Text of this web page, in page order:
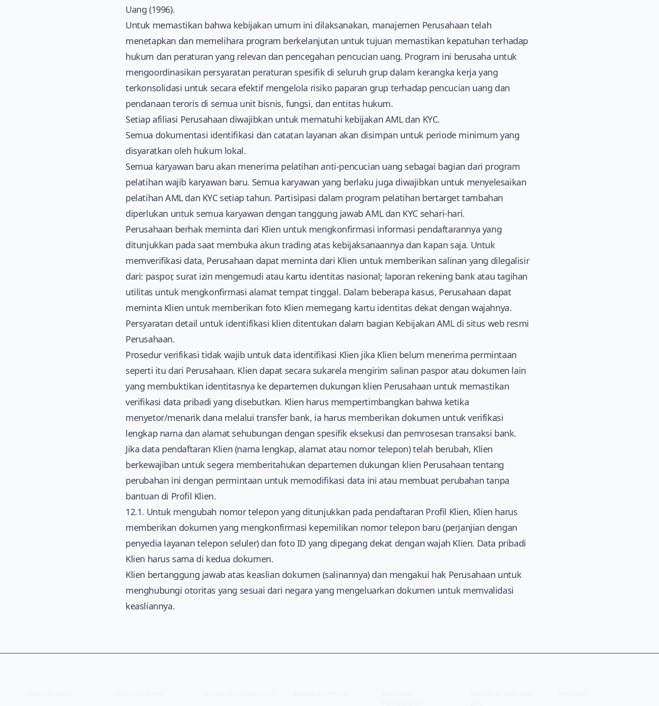
Uang (1996).
Untuk memastikan bahwa kebijakan umum ini dilaksanakan, manajemen Perusahaan telah
menetapkan dan memelihara program berkelanjutan untuk tujuan memastikan kepatuhan terhadap
hukum dan peraturan yang relevan dan pencegahan pencucian uang. Program ini berusaha untuk
mengoordinasikan persyaratan peraturan spesifik di seluruh grup dalam kerangka kerja yang
terkonsolidasi untuk secara efektif mengelola risiko paparan grup terhadap pencucian uang dan
pendanaan teroris di semua unit bisnis, fungsi, dan entitas hukum.
Setiap afiliasi Perusahaan diwajibkan untuk mematuhi kebijakan AML dan KYC.
Semua dokumentasi identifikasi dan catatan layanan akan disimpan untuk periode minimum yang
disyaratkan oleh hukum lokal.
Semua karyawan baru akan menerima pelatihan anti-pencucian uang sebagai bagian dari program
pelatihan wajib karyawan baru. Semua karyawan yang berlaku juga diwajibkan untuk menyelesaikan
pelatihan AML dan KYC setiap tahun. Partisipasi dalam program pelatihan bertarget tambahan
diperlukan untuk semua karyawan dengan tanggung jawab AML dan KYC sehari-hari.
Perusahaan berhak meminta dari Klien untuk mengkonfirmasi informasi pendaftarannya yang
ditunjukkan pada saat membuka akun trading atas kebijaksanaannya dan kapan saja. Untuk
memverifikasi data, Perusahaan dapat meminta dari Klien untuk memberikan salinan yang dilegalisir
dari: paspor, surat izin mengemudi atau kartu identitas nasional; laporan rekening bank atau tagihan
utilitas untuk mengkonfirmasi alamat tempat tinggal. Dalam beberapa kasus, Perusahaan dapat
meminta Klien untuk memberikan foto Klien memegang kartu identitas dekat dengan wajahnya.
Persyaratan detail untuk identifikasi klien ditentukan dalam bagian Kebijakan AML di situs web resmi
Perusahaan.
Prosedur verifikasi tidak wajib untuk data identifikasi Klien jika Klien belum menerima permintaan
seperti itu dari Perusahaan. Klien dapat secara sukarela mengirim salinan paspor atau dokumen lain
yang membuktikan identitasnya ke departemen dukungan klien Perusahaan untuk memastikan
verifikasi data pribadi yang disebutkan. Klien harus mempertimbangkan bahwa ketika
menyetor/menarik dana melalui transfer bank, ia harus memberikan dokumen untuk verifikasi
lengkap nama dan alamat sehubungan dengan spesifik eksekusi dan pemrosesan transaksi bank.
Jika data pendaftaran Klien (nama lengkap, alamat atau nomor telepon) telah berubah, Klien
berkewajiban untuk segera memberitahukan departemen dukungan klien Perusahaan tentang
perubahan ini dengan permintaan untuk memodifikasi data ini atau membuat perubahan tanpa
bantuan di Profil Klien.
12.1. Untuk mengubah nomor telepon yang ditunjukkan pada pendaftaran Profil Klien, Klien harus
memberikan dokumen yang mengkonfirmasi kepemilikan nomor telepon baru (perjanjian dengan
penyedia layanan telepon seluler) dan foto ID yang dipegang dekat dengan wajah Klien. Data pribadi
Klien harus sama di kedua dokumen.
Klien bertanggung jawab atas keaslian dokumen (salinannya) dan mengakui hak Perusahaan untuk
menghubungi otoritas yang sesuai dari negara yang mengeluarkan dokumen untuk memvalidasi
keasliannya.